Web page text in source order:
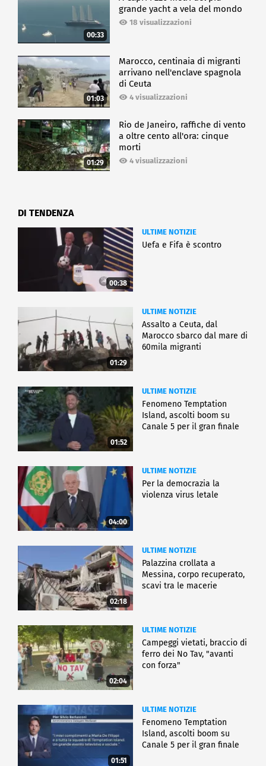
00:33
grande yacht a vela del mondo
18 visualizzazioni
01:03
Marocco, centinaia di migranti
arrivano nell'enclave spagnola
di Ceuta
4 visualizzazioni
01:29
Rio de Janeiro, raffiche di vento
a oltre cento all'ora: cinque
morti
4 visualizzazioni
DI TENDENZA
00:38
ULTIME NOTIZIE
Uefa e Fifa è scontro
01:29
ULTIME NOTIZIE
Assalto a Ceuta, dal
Marocco sbarco dal mare di
60mila migranti
01:52
ULTIME NOTIZIE
Fenomeno Temptation
Island, ascolti boom su
Canale 5 per il gran finale
04:00
ULTIME NOTIZIE
Per la democrazia la
violenza virus letale
02:18
ULTIME NOTIZIE
Palazzina crollata a
Messina, corpo recuperato,
scavi tra le macerie
02:04
ULTIME NOTIZIE
Campeggi vietati, braccio di
ferro dei No Tav, "avanti
con forza"
01:51
ULTIME NOTIZIE
Fenomeno Temptation
Island, ascolti boom su
Canale 5 per il gran finale